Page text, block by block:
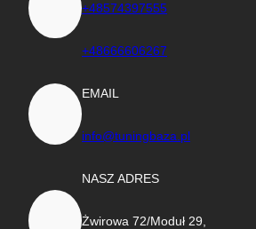
+48574397555
+48666606267
EMAIL
info@tuningbaza.pl
NASZ ADRES
Żwirowa 72/Moduł 29,